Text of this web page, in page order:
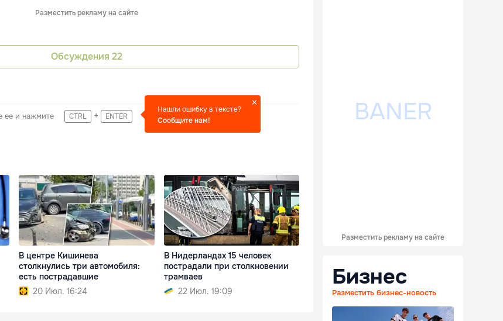
Разместить рекламу на сайте
Обсуждения 22
ее и нажмите CTRL + ENTER
Нашли ошибку в тексте?
Сообщите нам!
В центре Кишинева
столкнулись три автомобиля:
есть пострадавшие
20 Июл. 16:24
В Нидерландах 15 человек
пострадали при столкновении
трамваев
22 Июл. 19:09
Разместить рекламу на сайте
Бизнес
Разместить бизнес-новость